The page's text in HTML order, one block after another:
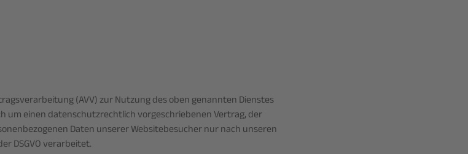
(AVV) zur Nutzung des oben genannten Dienstes
um einen datenschutzrechtlich vorgeschriebenen Vertrag, der
Daten unserer Websitebesucher nur nach unseren
DSGVO verarbeitet.